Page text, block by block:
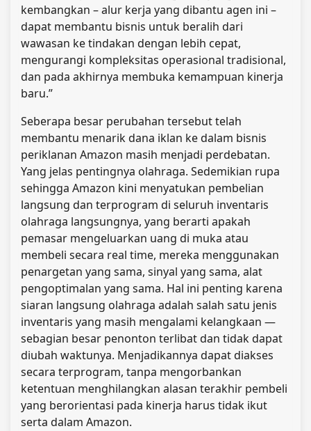
kembangkan – alur kerja yang dibantu agen ini –
dapat membantu bisnis untuk beralih dari
wawasan ke tindakan dengan lebih cepat,
mengurangi kompleksitas operasional tradisional,
dan pada akhirnya membuka kemampuan kinerja
baru.”
Seberapa besar perubahan tersebut telah
membantu menarik dana iklan ke dalam bisnis
periklanan Amazon masih menjadi perdebatan.
Yang jelas pentingnya olahraga. Sedemikian rupa
sehingga Amazon kini menyatukan pembelian
langsung dan terprogram di seluruh inventaris
olahraga langsungnya, yang berarti apakah
pemasar mengeluarkan uang di muka atau
membeli secara real time, mereka menggunakan
penargetan yang sama, sinyal yang sama, alat
pengoptimalan yang sama. Hal ini penting karena
siaran langsung olahraga adalah salah satu jenis
inventaris yang masih mengalami kelangkaan —
sebagian besar penonton terlibat dan tidak dapat
diubah waktunya. Menjadikannya dapat diakses
secara terprogram, tanpa mengorbankan
ketentuan menghilangkan alasan terakhir pembeli
yang berorientasi pada kinerja harus tidak ikut
serta dalam Amazon.